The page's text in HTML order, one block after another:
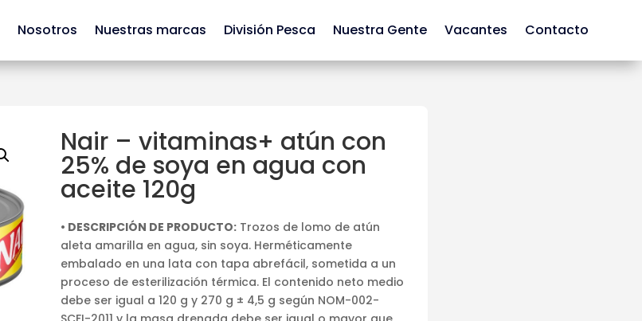
Nosotros Nuestras marcas División Pesca Nuestra Gente Vacantes Contacto
Nair – vitaminas+ atún con
25% de soya en agua con
aceite 120g
• DESCRIPCIÓN DE PRODUCTO:Trozos de lomo de atún
aleta amarilla en agua, sin soya. Herméticamente
embalado en una lata con tapa abrefácil, sometida a un
proceso de esterilización térmica. El contenido neto medio
debe ser igual a 120 g y 270 g ± 4,5 g según NOM-002-